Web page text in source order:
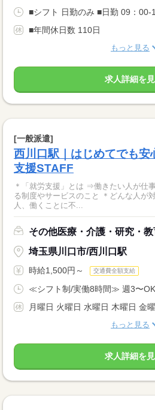
■シフト 日勤のみ ■日勤 09：00-
■年間休日数 110日
もっと見る
求人詳細を
[一般派遣]
西川口駅｜はじめてでも
支援STAFF
＊「就労支援」とは ⇒働きたい人が仕
る制度やサービスのこと ＊どんな人が
人、働くことに不...
その他医療・介護・研究・
埼玉県川口市/西川口駅
時給1,500円～ 交通費全額支給
≪シフト制/実働8時間≫ 週3〜
月曜日 火曜日 水曜日 木曜日 金
もっと見る
求人詳細を